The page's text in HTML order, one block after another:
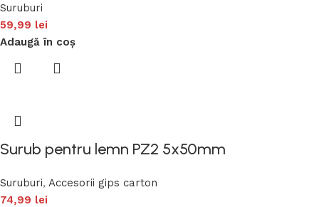
Suruburi
59,99 lei
Adaugă în coș
Surub pentru lemn PZ2 5x50mm
Suruburi, Accesorii gips carton
74,99 lei